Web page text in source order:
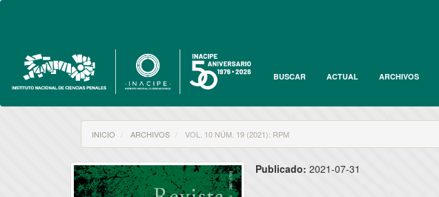
Barra
lateral
BUSCAR ACTUAL ARCHIVOS
INICIO ARCHIVOS VOL. 10 NÚM. 19 (2021): RPM
Publicado:2021-07-31